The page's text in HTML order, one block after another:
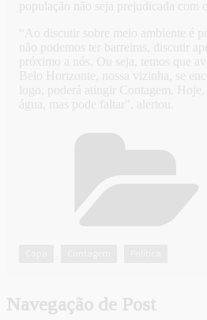
população não seja prejudicada com
“Ao discutir sobre meio ambiente é
não podemos ter barreiras, discutir
próximo a nós. Ou seja, temos que
Belo Horizonte, nossa vizinha, se
logo, poderá atingir Contagem.
água, mas pode faltar”, alertou.
Navegação de Post